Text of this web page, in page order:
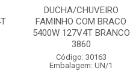
DUCHA/CHUVEIRO
FAMINHO COM BRACO
5400W 127V4T BRANCO
3860
Código: 30163
Embalagem: UN/1